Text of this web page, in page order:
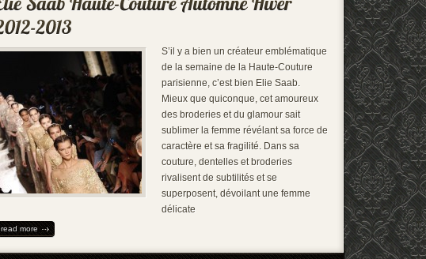
S’il y a bien un créateur emblématique
de la semaine de la Haute-Couture
parisienne, c’est bien Elie Saab.
Mieux que quiconque, cet amoureux
des broderies et du glamour sait
sublimer la femme révélant sa force de
caractère et sa fragilité. Dans sa
couture, dentelles et broderies
rivalisent de subtilités et se
superposent, dévoilant une femme
délicate
read more